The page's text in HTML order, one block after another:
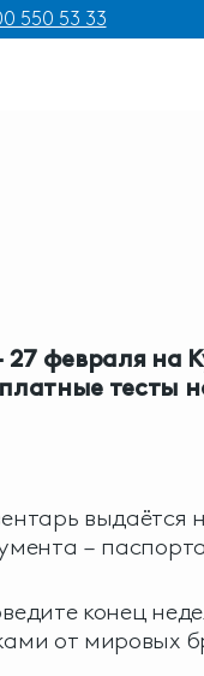
550 53 33
27 февраля на
тесты
выдаётся
–
конец
от мировых